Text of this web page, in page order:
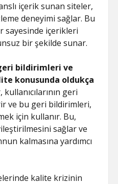
içerik sunan siteler,
deneyimi sağlar. Bu
sayesinde içerikleri
bir şekilde sunar.
bildirimleri ve
konusunda oldukça
geri
ve bu geri bildirimleri,
için kullanır. Bu,
sağlar ve
kalmasına yardımcı
kalite krizinin